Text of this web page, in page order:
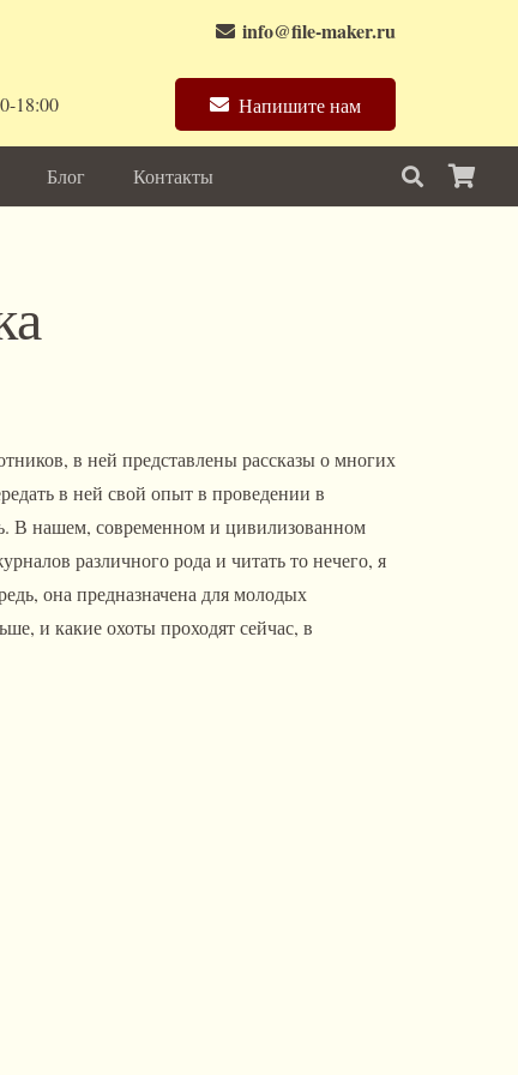
info@file-maker.ru
18:00 Напишите нам
Блог Контакты
в ней представлены рассказы о многих
в ней свой опыт в проведении в
В нашем, современном и цивилизованном
различного рода и читать то нечего, я
она предназначена для молодых
и какие охоты проходят сейчас, в